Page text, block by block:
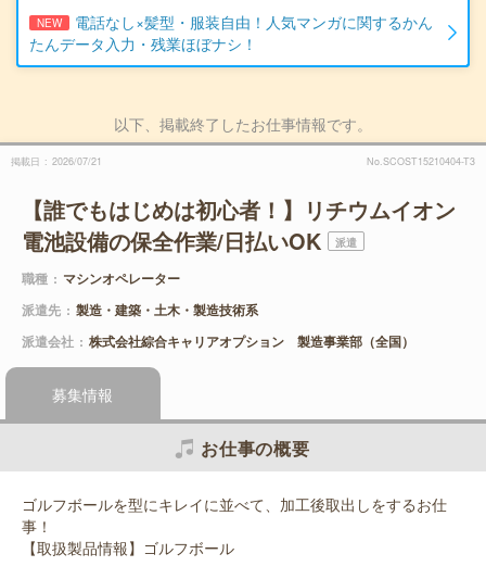
NEW
電話なし×髪型・服装自由！人気マンガに関するかん
たんデータ入力・残業ほぼナシ！
以下、掲載終了したお仕事情報です。
掲載日 2026/07/21 No.SCOST15210404-T3
【誰でもはじめは初心者！】リチウムイオン
電池設備の保全作業/日払いOK
派遣
職種
マシンオペレーター
派遣先
製造・建築・土木・製造技術系
派遣会社
株式会社綜合キャリアオプション 製造事業部（全国）
募集情報
お仕事の概要
ゴルフボールを型にキレイに並べて、加工後取出しをするお仕
事！
【取扱製品情報】ゴルフボール